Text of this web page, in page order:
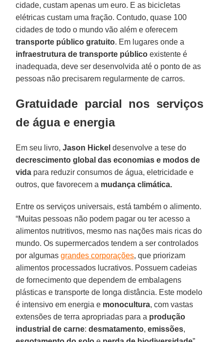
cidade, custam apenas um euro. E as bicicletas
elétricas custam uma fração. Contudo, quase 100
cidades de todo o mundo vão além e oferecem
transporte público gratuito. Em lugares onde a
infraestrutura de transporte público existente é
inadequada, deve ser desenvolvida até o ponto de as
pessoas não precisarem regularmente de carros.
Gratuidade parcial nos serviços
de água e energia
Em seu livro,Jason Hickel desenvolve a tese do
decrescimento global das economias e modos de
vida para reduzir consumos de água, eletricidade e
outros, que favorecem a mudança climática.
Entre os serviços universais, está também o alimento.
“Muitas pessoas não podem pagar ou ter acesso a
alimentos nutritivos, mesmo nas nações mais ricas do
mundo. Os supermercados tendem a ser controlados
por algumasgrandes corporações, que priorizam
alimentos processados lucrativos. Possuem cadeias
de fornecimento que dependem de embalagens
plásticas e transporte de longa distância. Este modelo
é intensivo em energia e monocultura, com vastas
extensões de terra apropriadas para a produção
industrial de carne:desmatamento,emissões,